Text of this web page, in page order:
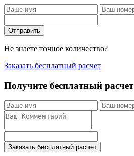
Отправить
Не знаете точное количество?
Заказать бесплатный расчет
Получите бесплатный расчет
Заказать бесплатный расчет